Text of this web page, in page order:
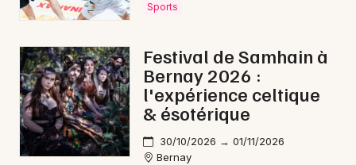
Artistes en tournée
Actus à Évreux
Magazine à Évreux
Sports
Festival de Samhain à
Bernay 2026 :
l'expérience celtique
& ésotérique
30/10/2026 → 01/11/2026
Bernay